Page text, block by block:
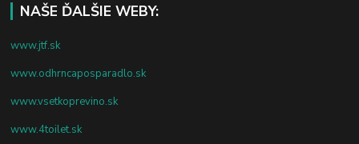
NAŠE ĎALŠIE WEBY:
www.jtf.sk
www.odhrncaposparadlo.sk
www.vsetkoprevino.sk
www.4toilet.sk